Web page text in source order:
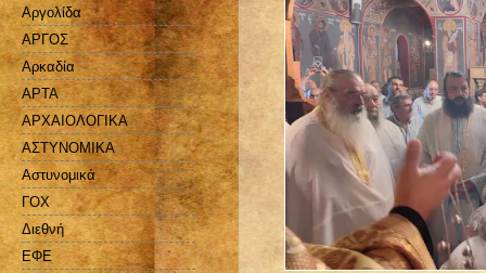
Αργολίδα
ΑΡΓΟΣ
Αρκαδία
ΑΡΤΑ
ΑΡΧΑΙΟΛΟΓΙΚΑ
ΑΣΤΥΝΟΜΙΚΑ
Αστυνομικά
ΓΟΧ
Διεθνή
ΕΦΕ